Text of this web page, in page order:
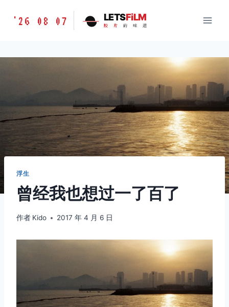
胶
味
'26 08 07 LETSFiLM
胶 片 的 味 道
浮生
曾经我也想过一了百了
作者 Kido 2017 年 4 月 6 日